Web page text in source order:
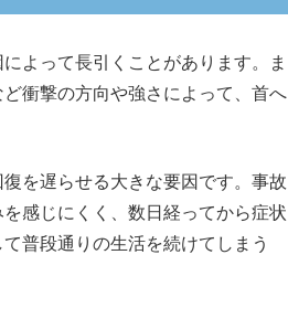
よって長引くことがあります。ま
衝撃の方向や強さによって、首へ
を遅らせる大きな要因です。事故
感じにくく、数日経ってから症状
普段通りの生活を続けてしまう